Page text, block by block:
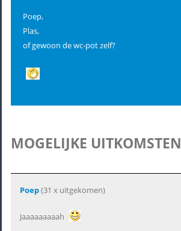
Poep,
Plas,
of gewoon de wc-pot zelf?
MOGELIJKE UITKOMSTEN
Poep(31 x uitgekomen)
Jaaaaaaaaah